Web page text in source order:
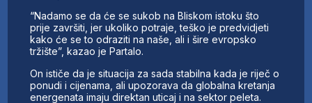
“Nadamo se da će se sukob na Bliskom istoku što
prije završiti, jer ukoliko potraje, teško je predvidjeti
kako će se to odraziti na naše, ali i šire evropsko
tržište”, kazao je Partalo.
On ističe da je situacija za sada stabilna kada je riječ o
ponudi i cijenama, ali upozorava da globalna kretanja
energenata imaju direktan uticaj i na sektor peleta.